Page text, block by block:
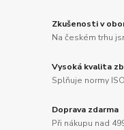
Zkušenosti v
Na českém trhu
Vysoká kvalita
Splňuje normy
Doprava zdarma
Při nákupu nad